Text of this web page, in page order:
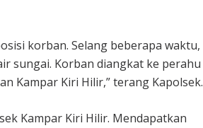
korban. Selang beberapa waktu,
sungai. Korban diangkat ke perahu
Kampar Kiri Hilir,” terang Kapolsek.
Kampar Kiri Hilir. Mendapatkan